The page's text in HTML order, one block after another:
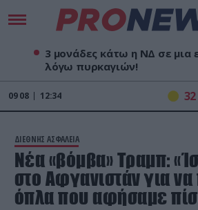
3 μονάδες κάτω η ΝΔ σε μια
λόγω πυρκαγιών!
09 08 12:34 32
ΔΙΕΘΝΗΣ ΑΣΦΑΛΕΙΑ
Νέα «βόμβα» Τραμπ:
στο Αφγανιστάν για
όπλα που αφήσαμε